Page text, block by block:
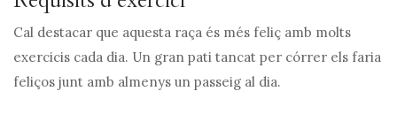
Cal destacar que aquesta raça és més feliç amb molts
exercicis cada dia. Un gran pati tancat per córrer els faria
feliços junt amb almenys un passeig al dia.